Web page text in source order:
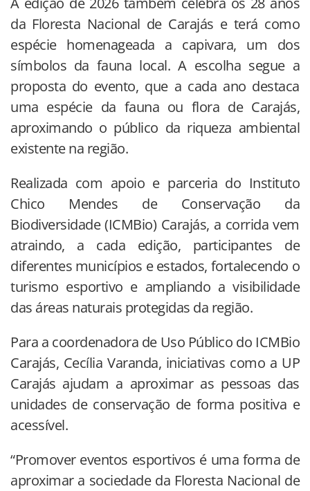
da Floresta Nacional de Carajás e terá como
espécie homenageada a capivara, um dos
símbolos da fauna local. A escolha segue a
proposta do evento, que a cada ano destaca
uma espécie da fauna ou flora de Carajás,
aproximando o público da riqueza ambiental
existente na região.
Realizada com apoio e parceria do Instituto
Chico Mendes de Conservação da
Biodiversidade (ICMBio) Carajás, a corrida vem
atraindo, a cada edição, participantes de
diferentes municípios e estados, fortalecendo o
turismo esportivo e ampliando a visibilidade
das áreas naturais protegidas da região.
Para a coordenadora de Uso Público do ICMBio
Carajás, Cecília Varanda, iniciativas como a UP
Carajás ajudam a aproximar as pessoas das
unidades de conservação de forma positiva e
acessível.
“Promover eventos esportivos é uma forma de
aproximar a sociedade da Floresta Nacional de